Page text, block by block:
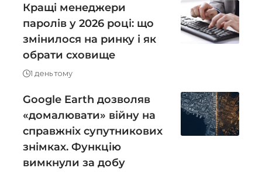
Кращі менеджери
паролів у 2026 році: що
змінилося на ринку і як
обрати сховище
1 день тому
Google Earth дозволяв
«домалювати» війну на
справжніх супутникових
знімках. Функцію
вимкнули за добу